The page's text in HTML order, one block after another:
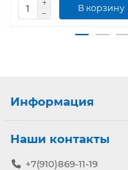
В корзину
Информация
Наши контакты
+7(910)869-11-19